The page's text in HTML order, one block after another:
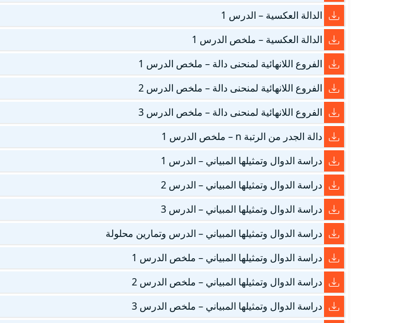
الدالة العكسية – الدرس 1
الدالة العكسية – ملخص الدرس 1
الفروع اللانهائية لمنحنى دالة – ملخص الدرس 1
الفروع اللانهائية لمنحنى دالة – ملخص الدرس 2
الفروع اللانهائية لمنحنى دالة – ملخص الدرس 3
دالة الجدر من الرتبة n – ملخص الدرس 1
دراسة الدوال وتمثيلها المبياني – الدرس 1
دراسة الدوال وتمثيلها المبياني – الدرس 2
دراسة الدوال وتمثيلها المبياني – الدرس 3
دراسة الدوال وتمثيلها المبياني – الدرس وتمارين محلولة
دراسة الدوال وتمثيلها المبياني – ملخص الدرس 1
دراسة الدوال وتمثيلها المبياني – ملخص الدرس 2
دراسة الدوال وتمثيلها المبياني – ملخص الدرس 3